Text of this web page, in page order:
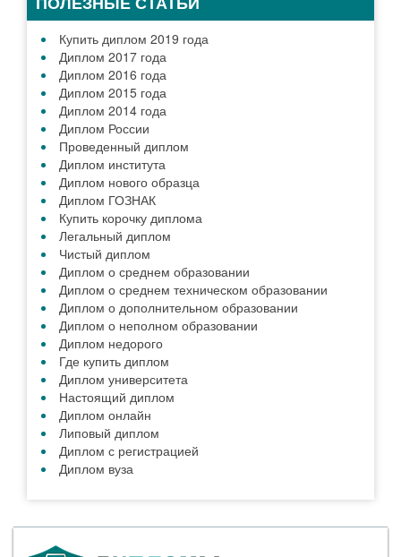
Самаре
Ростове
Уфе
Красноярске
Перми
Воронеже
Волгограде
Все города
ДИПЛОМ В ВАШЕМ
ВАЖНАЯ ИНФОРМАЦИЯ
Как заказать документ?
Наши Гарантии
Отличия типографии и Гознака
Сотрудничество с нами
Степени защиты от подделки
НОВОСТИ
Для чего покупают аттестаты
Подлинный диплом, какой он?
ПОЛЕЗНЫЕ СТАТЬИ